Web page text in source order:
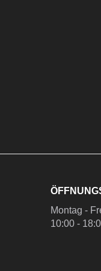
Montag -
10:00 -